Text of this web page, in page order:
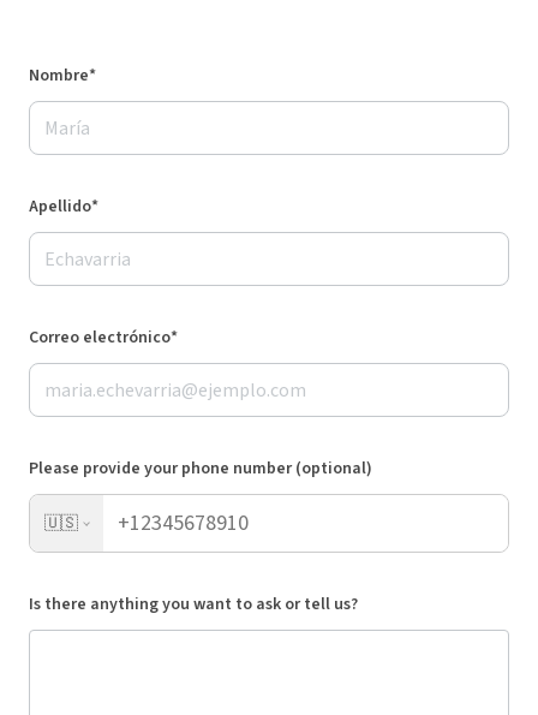
Nombre*
Apellido*
Correo electrónico*
Please provide your phone number (optional)
🇺🇸
Is there anything you want to ask or tell us?